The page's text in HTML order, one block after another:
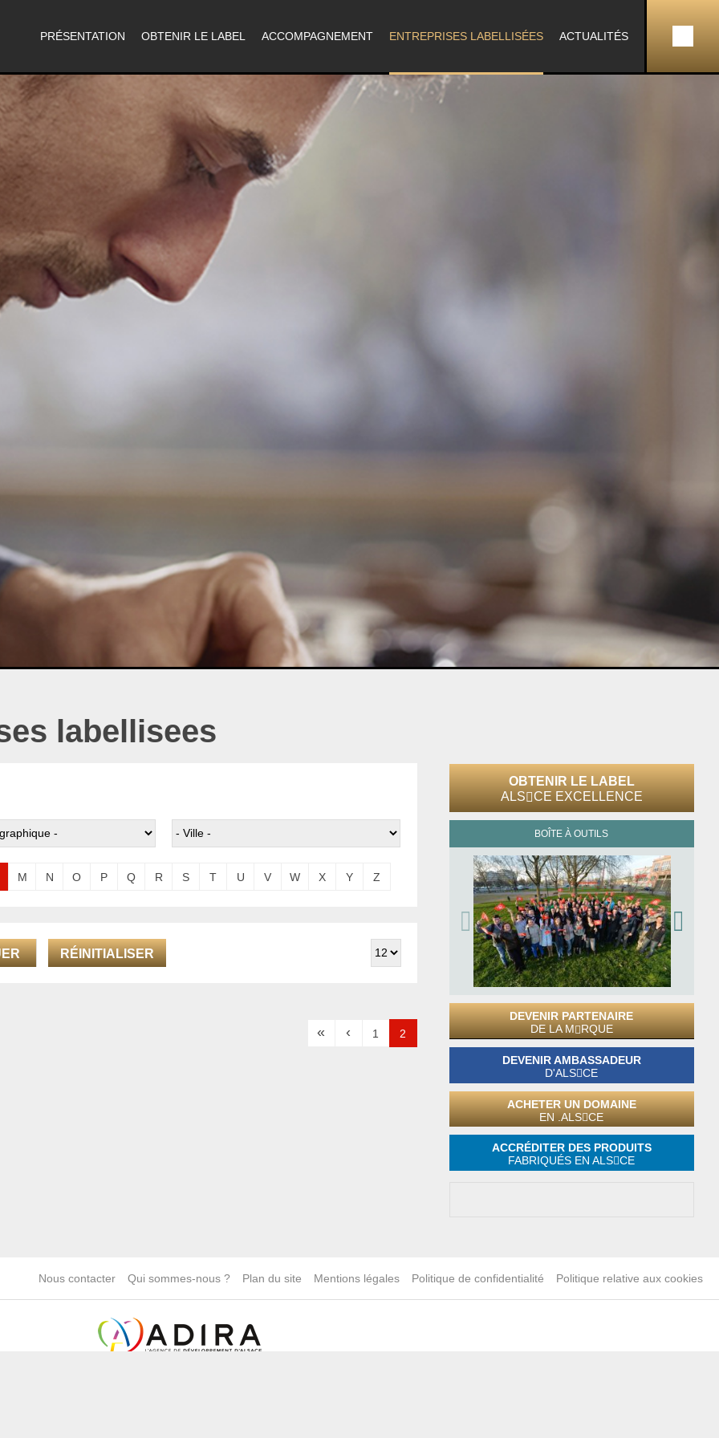
PRÉSENTATION OBTENIR LE LABEL ACCOMPAGNEMENT ENTREPRISES LABELLISÉES ACTUALITÉS
labellisees
M N O P Q R S T U V W X Y Z
RÉINITIALISER
« ‹ 1 2
OBTENIR LE LABEL
ALS
CE EXCELLENCE
BOÎTE À OUTILS
DEVENIR PARTENAIRE
DE LA M
RQUE
DEVENIR AMBASSADEUR
D'ALS CE
ACHETER UN DOMAINE
EN .ALS CE
ACCRÉDITER DES PRODUITS
FABRIQUÉS EN ALS CE
Nous contacter Qui sommes-nous ? Plan du site Mentions légales Politique de confidentialité Politique relative aux cookies